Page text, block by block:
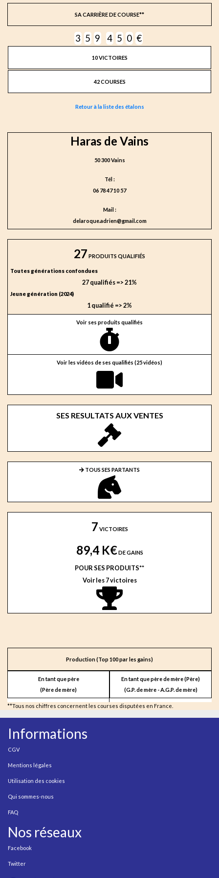
SA CARRIÈRE DE COURSE**
3 5 9 4 5 0 €
10 VICTOIRES
42 COURSES
Retour à la liste des étalons
Haras de Vains
50 300 Vains
Tél :
06 78 47 10 57
Mail :
delaroque.adrien@gmail.com
27 PRODUITS QUALIFIÉS
Toutes générations confondues
27 qualifiés => 21%
Jeune génération (2024)
1 qualifié => 2%
Voir ses produits qualifiés
Voir les vidéos de ses qualifiés (25 vidéos)
SES RESULTATS AUX VENTES
TOUS SES PARTANTS
7 VICTOIRES
89,4 K€DE GAINS
POUR SES PRODUITS**
Voir les 7 victoires
Production (Top 100 par les gains)
En tant que père
(Père de mère)
En tant que père de mère (Père)
(G.P. de mère - A.G.P. de mère)
**Tous nos chiffres concernent les courses disputées en France.
Informations
CGV
Mentions légales
Utilisation des cookies
Qui sommes-nous
FAQ
Nos réseaux
Facebook
Twitter